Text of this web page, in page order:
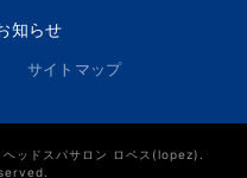
知らせ
サイトマップ
ッドスパサロン ロペス(lopez).